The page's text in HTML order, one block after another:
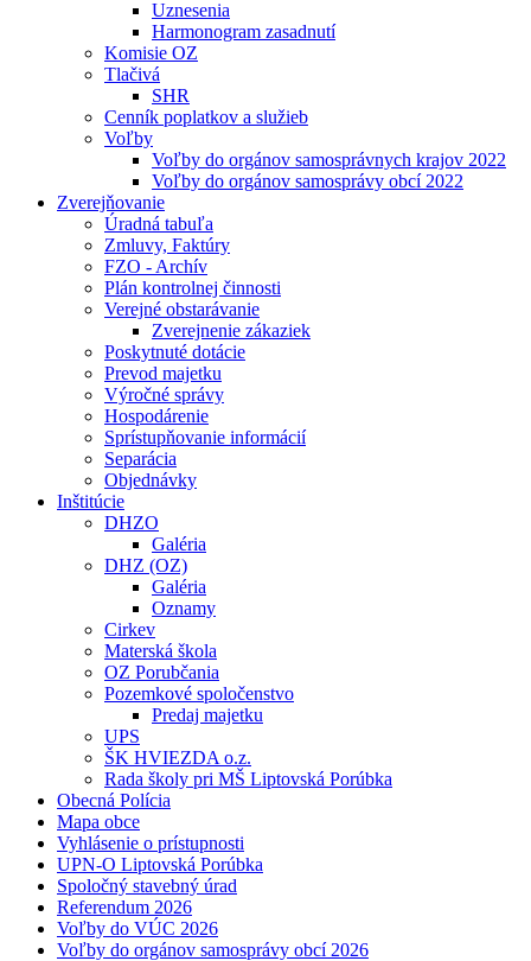
Uznesenia
Harmonogram zasadnutí
Komisie OZ
Tlačivá
SHR
Cenník poplatkov a služieb
Voľby
Voľby do orgánov samosprávnych krajov 2022
Voľby do orgánov samosprávy obcí 2022
Zverejňovanie
Úradná tabuľa
Zmluvy, Faktúry
FZO - Archív
Plán kontrolnej činnosti
Verejné obstarávanie
Zverejnenie zákaziek
Poskytnuté dotácie
Prevod majetku
Výročné správy
Hospodárenie
Sprístupňovanie informácií
Separácia
Objednávky
Inštitúcie
DHZO
Galéria
DHZ (OZ)
Galéria
Oznamy
Cirkev
Materská škola
OZ Porubčania
Pozemkové spoločenstvo
Predaj majetku
UPS
ŠK HVIEZDA o.z.
Rada školy pri MŠ Liptovská Porúbka
Obecná Polícia
Mapa obce
Vyhlásenie o prístupnosti
UPN-O Liptovská Porúbka
Spoločný stavebný úrad
Referendum 2026
Voľby do VÚC 2026
Voľby do orgánov samosprávy obcí 2026